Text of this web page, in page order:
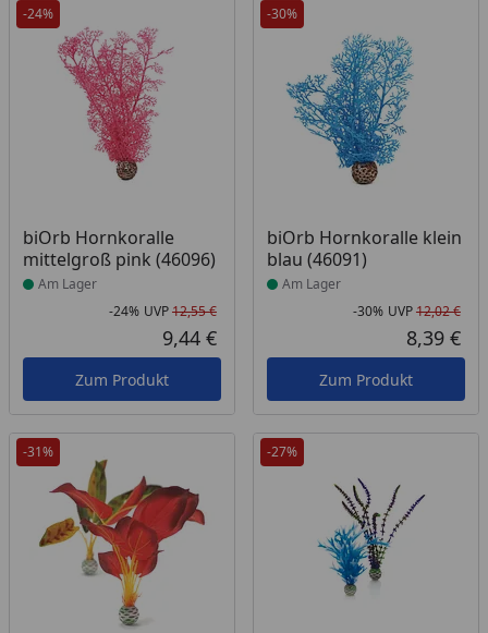
-24%
biOrb Hornkoralle
mittelgroß pink (46096)
Produkt am Lager
Am Lager
Rabatt in Prozent
-24%
Ursprünglicher Preis
UVP12,55 €
Aktueller Preis
9,44 €
Zum Produkt
-30%
biOrb Hornkoralle klein
blau (46091)
Produkt am Lager
Am Lager
-30% UVP12,02 €
8,39 €
Zum Produkt
-31% -27%